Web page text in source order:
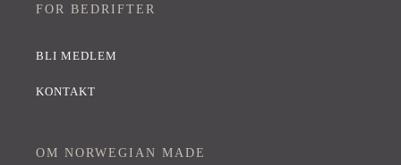
FOR BEDRIFTER
BLI MEDLEM
KONTAKT
OM NORWEGIAN MADE